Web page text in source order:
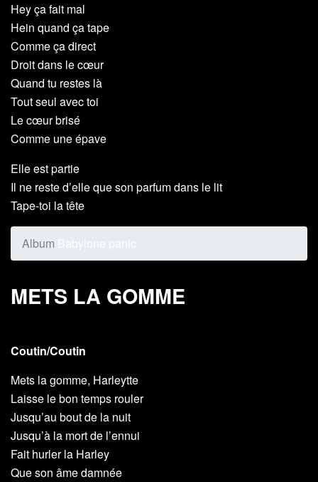
Hey ça fait mal
Hein quand ça tape
Comme ça direct
Droit dans le cœur
Quand tu restes là
Tout seul avec toi
Le cœur brisé
Comme une épave
Elle est partie
Il ne reste d’elle que son parfum dans le lit
Tape-toi la tête
Album
METS LA GOMME
Coutin/Coutin
Mets la gomme, Harleytte
Laisse le bon temps rouler
Jusqu’au bout de la nuit
Jusqu’à la mort de l’ennui
Fait hurler la Harley
Que son âme damnée